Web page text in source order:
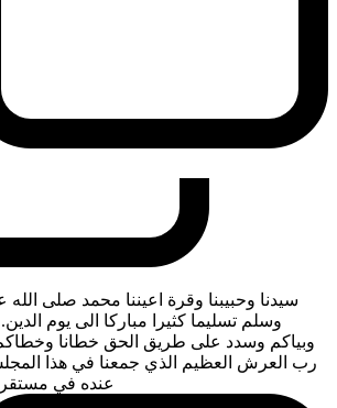
سيدنا وحبيبنا وقرة اعيننا محمد صلى
وسلم تسليما كثيرا مباركا الى يوم الدين.
وبياكم وسدد على طريق الحق خطانا
رب العرش العظيم الذي جمعنا في هذا
عنده في